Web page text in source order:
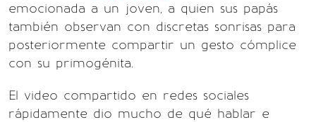
emocionada a un joven, a quien sus papás
también observan con discretas sonrisas para
posteriormente compartir un gesto cómplice
con su primogénita.
El video compartido en redes sociales
rápidamente dio mucho de qué hablar e